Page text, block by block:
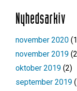
Nyhedsarkiv
november 2020
november 2019
oktober 2019 (2)
september 2019